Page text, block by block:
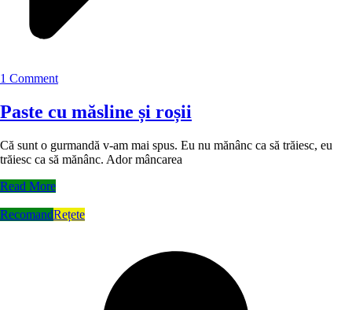
1 Comment
Paste cu măsline și roșii
Că sunt o gurmandă v-am mai spus. Eu nu mănânc ca să trăiesc, eu
trăiesc ca să mănânc. Ador mâncarea
Read More
RecomandRețete